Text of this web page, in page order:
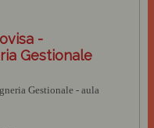
-
Gestionale
Gestionale - aula